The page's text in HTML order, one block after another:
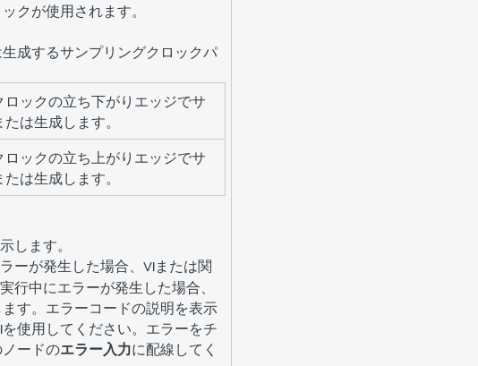
クが使用されます。
成するサンプリングクロックパ
ックの立ち下がりエッジでサ
は生成します。
ックの立ち上がりエッジでサ
は生成します。
します。
ーが発生した場合、VIまたは関
行中にエラーが発生した場合、
す。エラーコードの説明を表示
を使用してください。エラーをチ
ードのエラー入力に配線してく